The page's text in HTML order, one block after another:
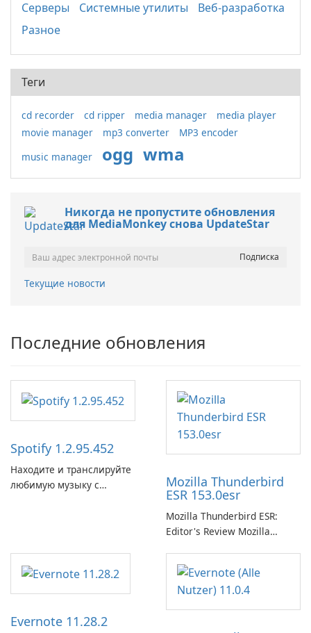
Серверы
Системные утилиты
Веб-разработка
Разное
Теги
cd recorder cd ripper media manager
media player
movie manager
mp3 converter
MP3 encoder
music manager
ogg wma
Никогда не пропустите обновления
для MediaMonkey снова UpdateStar
Текущие новости
Последние обновления
Spotify 1.2.95.452
Находите и транслируйте
любимую музыку с
Mozilla Thunderbird
ESR 153.0esr
Mozilla Thunderbird ESR:
Editor's Review Mozilla
Support Release) is the long-
term support channel of the
Thunderbird desktop email
client designed for
Evernote 11.28.2